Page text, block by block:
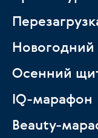
Новогодний
Осенний
IQ-марафон
Beauty-